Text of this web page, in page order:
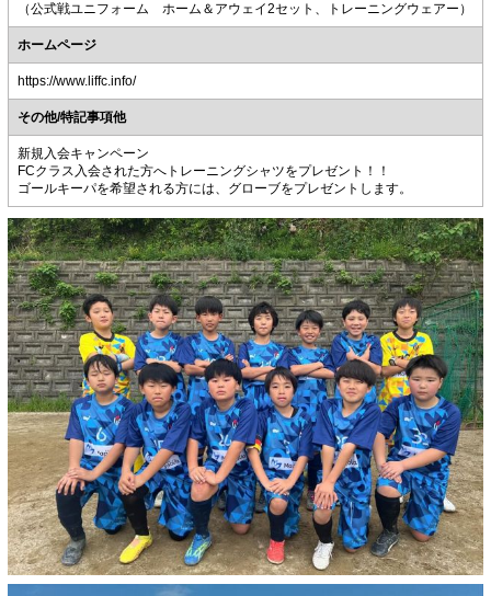
（公式戦ユニフォーム ホーム＆アウェイ2セット、トレーニングウェアー）
ホームページ
https://www.liffc.info/
その他/特記事項他
新規入会キャンペーン
FCクラス入会された方へトレーニングシャツをプレゼント！！
ゴールキーパを希望される方には、グローブをプレゼントします。